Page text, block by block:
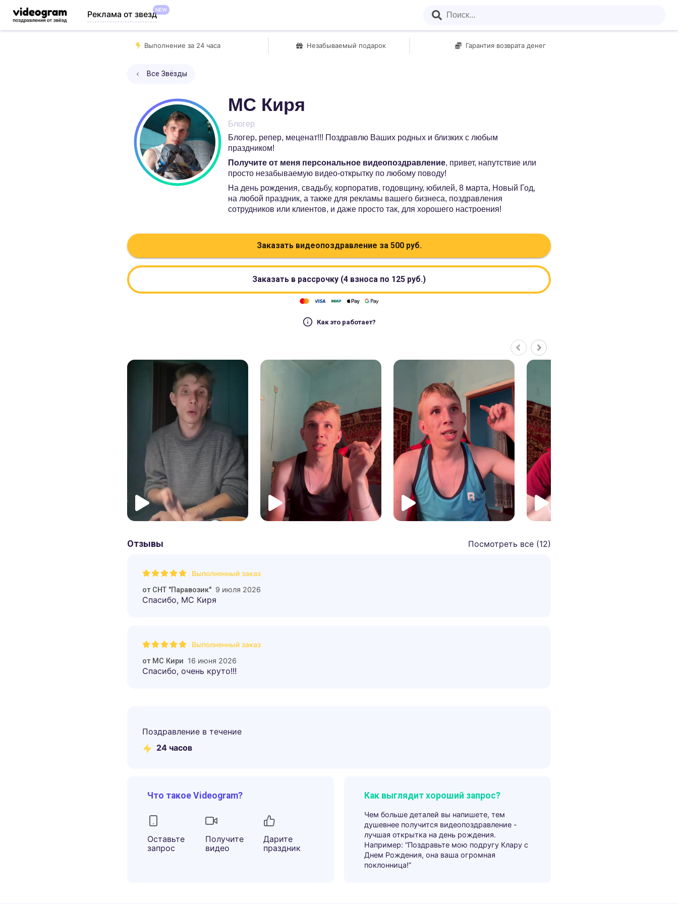
Реклама от звездNEW
Выполнение за 24 часа Незабываемый подарок Гарантия возврата денег
Все Звёзды
МС Киря
Блогер
Блогер, репер, меценат!!! Поздравлю Ваших родных и близких с любым
праздником!
Получите от меня персональное видеопоздравление, привет, напутствие или
просто незабываемую видео-открытку по любому поводу!
На день рождения, свадьбу, корпоратив, годовщину, юбилей, 8 марта, Новый Год,
на любой праздник, а также для рекламы вашего бизнеса, поздравления
сотрудников или клиентов, и даже просто так, для хорошего настроения!
Заказать видеопоздравление за 500руб.
Заказать в рассрочку (4 взноса по 125 руб.)
Как это работает?
Отзывы Посмотреть все (12)
Выполненный заказ
от СНТ "Паравозик" 9 июля 2026
Спасибо, МС Киря
Выполненный заказ
от МС Кири 16 июня 2026
Спасибо, очень круто!!!
Поздравление в течение
24 часов
Что такое Videogram?
Оставьте
запрос
Получите
видео
Дарите
праздник
Как выглядит хороший запрос?
Чем больше деталей вы напишете, тем
душевнее получится видеопоздравление -
лучшая открытка на день рождения.
Например: “Поздравьте мою подругу Клару с
Днем Рождения, она ваша огромная
поклонница!”